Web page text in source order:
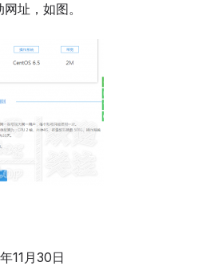
址，如图。
11月30日